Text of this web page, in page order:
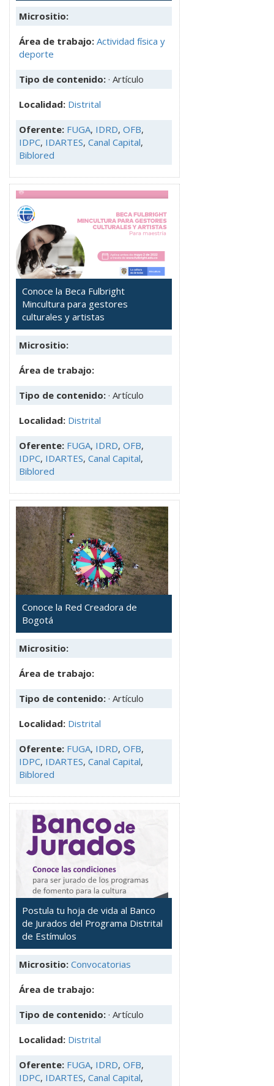
Micrositio:
Área de trabajo: Actividad física y
deporte
Tipo de contenido: · Artículo
Localidad: Distrital
Oferente: FUGA, IDRD, OFB,
IDPC, IDARTES, Canal Capital,
Biblored
Conoce la Beca Fulbright
Mincultura para gestores
culturales y artistas
Micrositio:
Área de trabajo:
Tipo de contenido: · Artículo
Localidad: Distrital
Oferente: FUGA, IDRD, OFB,
IDPC, IDARTES, Canal Capital,
Biblored
Conoce la Red Creadora de
Bogotá
Micrositio:
Área de trabajo:
Tipo de contenido: · Artículo
Localidad: Distrital
Oferente: FUGA, IDRD, OFB,
IDPC, IDARTES, Canal Capital,
Biblored
Postula tu hoja de vida al Banco
de Jurados del Programa Distrital
de Estímulos
Micrositio: Convocatorias
Área de trabajo:
Tipo de contenido: · Artículo
Localidad: Distrital
Oferente: FUGA, IDRD, OFB,
IDPC, IDARTES, Canal Capital,